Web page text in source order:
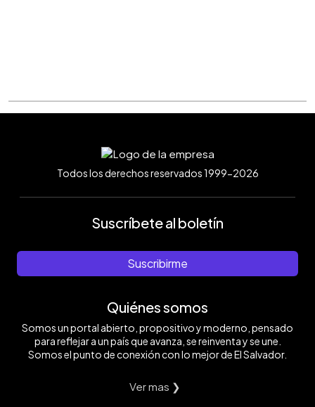
Todos los derechos reservados 1999-2026
Suscríbete al boletín
Suscribirme
Quiénes somos
Somos un portal abierto, propositivo y moderno, pensado
para reflejar a un país que avanza, se reinventa y se une.
Somos el punto de conexión con lo mejor de El Salvador.
Ver mas ❯